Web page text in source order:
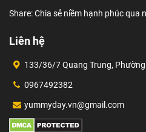
Share: Chia sẻ niềm hạnh phúc qua
Liên hệ
133/36/7 Quang Trung, Phường
0967492382
yummyday.vn@gmail.com